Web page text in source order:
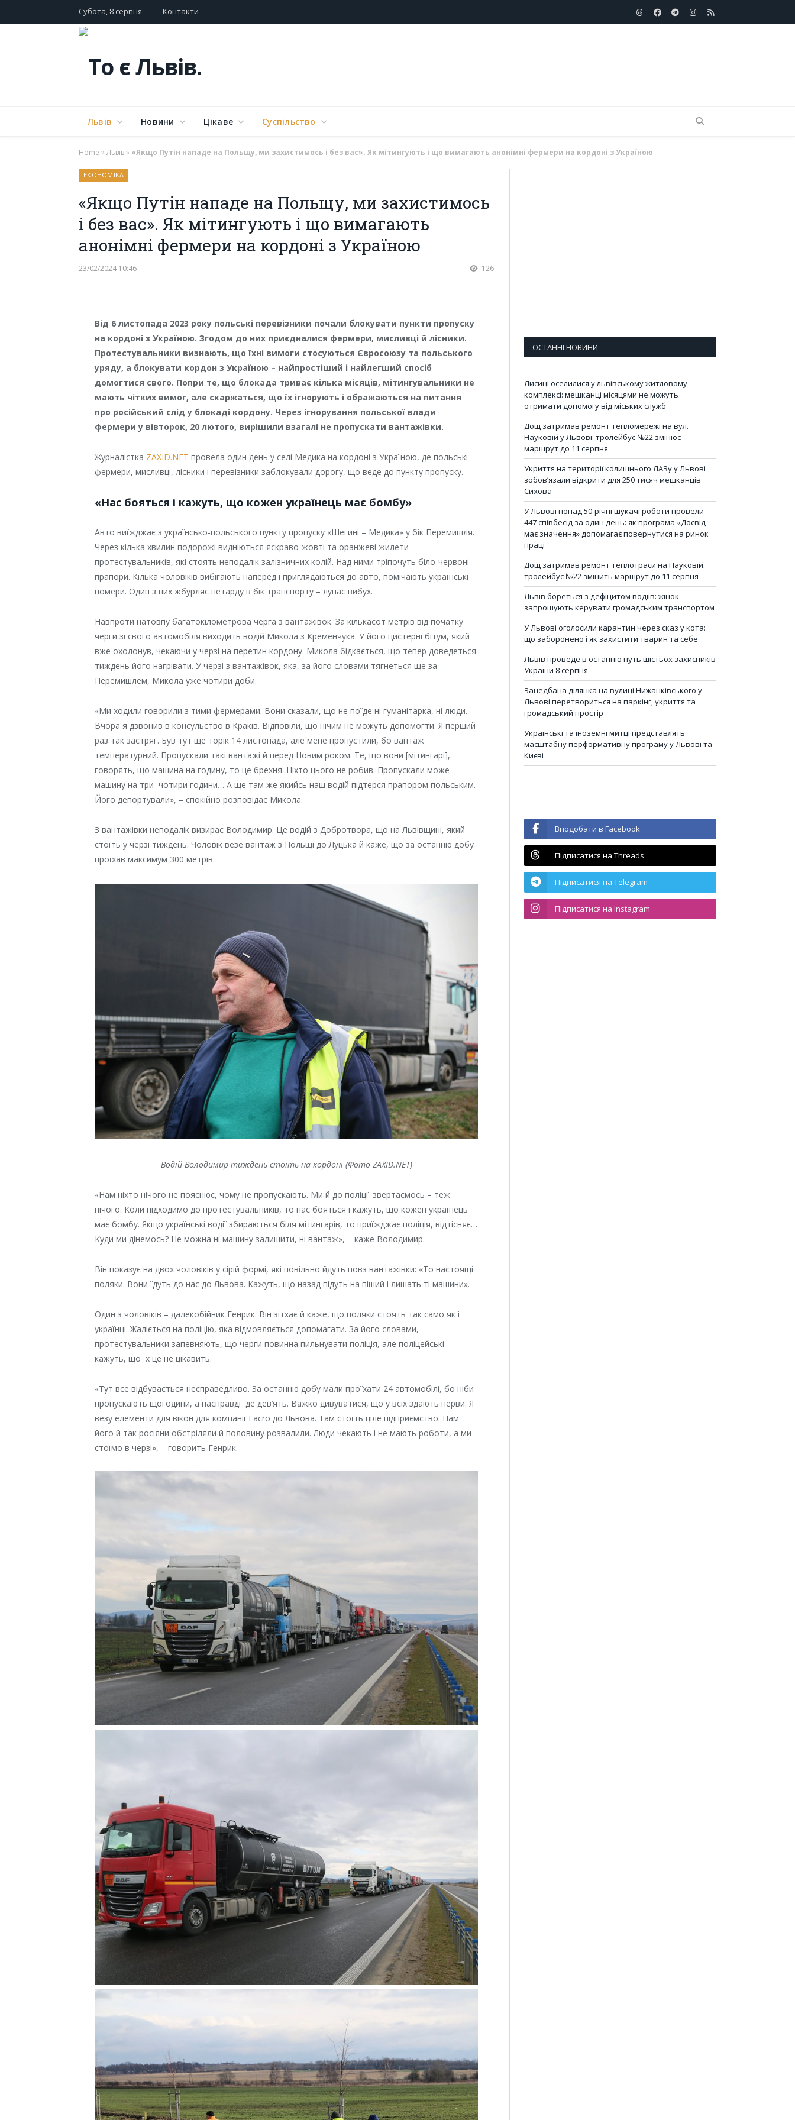
Субота, 8 серпня ThreadsFacebook
telegram
Instagram
RSS
Контакти
Львів Новини Цікаве Суспільство
Home »Львів» «Якщо Путін нападе на Польщу, ми захистимось і без вас». Як мітингують і що вимагають анонімні фермери на кордоні з Україною
ЕКОНОМІКА
«Якщо Путін нападе на Польщу, ми захистимось
і без вас». Як мітингують і що вимагають
анонімні фермери на кордоні з Україною
23/02/2024 10:46 126
Від 6 листопада 2023 року польські перевізники почали блокувати пункти пропуску
на кордоні з Україною. Згодом до них приєдналися фермери, мисливці й лісники.
Протестувальники визнають, що їхні вимоги стосуються Євросоюзу та польського
уряду, а блокувати кордон з Україною – найпростіший і найлегший спосіб
домогтися свого. Попри те, що блокада триває кілька місяців, мітингувальники не
мають чітких вимог, але скаржаться, що їх ігнорують і ображаються на питання
про російський слід у блокаді кордону. Через ігнорування польської влади
фермери у вівторок, 20 лютого, вирішили взагалі не пропускати вантажівки.
Журналістка ZAXID.NET провела один день у селі Медика на кордоні з Україною, де польські
фермери, мисливці, лісники і перевізники заблокували дорогу, що веде до пункту пропуску.
«Нас бояться і кажуть, що кожен українець має бомбу»
Авто виїжджає з українсько-польського пункту пропуску «Шегині – Медика» у бік Перемишля.
Через кілька хвилин подорожі видніються яскраво-жовті та оранжеві жилети
протестувальників, які стоять неподалік залізничних колій. Над ними тріпочуть біло-червоні
прапори. Кілька чоловіків вибігають наперед і приглядаються до авто, помічають українські
номери. Один з них жбурляє петарду в бік транспорту – лунає вибух.
Навпроти натовпу багатокілометрова черга з вантажівок. За кількасот метрів від початку
черги зі свого автомобіля виходить водій Микола з Кременчука. У його цистерні бітум, який
вже охолонув, чекаючи у черзі на перетин кордону. Микола бідкається, що тепер доведеться
тиждень його нагрівати. У черзі з вантажівок, яка, за його словами тягнеться ще за
Перемишлем, Микола уже чотири доби.
«Ми ходили говорили з тими фермерами. Вони сказали, що не поїде ні гуманітарка, ні люди.
Вчора я дзвонив в консульство в Краків. Відповіли, що нічим не можуть допомогти. Я перший
раз так застряг. Був тут ще торік 14 листопада, але мене пропустили, бо вантаж
температурний. Пропускали такі вантажі й перед Новим роком. Те, що вони [мітингарі],
говорять, що машина на годину, то це брехня. Ніхто цього не робив. Пропускали може
машину на три–чотири години… А ще там же якийсь наш водій підтерся прапором польським.
Його депортували», – спокійно розповідає Микола.
З вантажівки неподалік визирає Володимир. Це водій з Добротвора, що на Львівщині, який
стоїть у черзі тиждень. Чоловік везе вантаж з Польщі до Луцька й каже, що за останню добу
проїхав максимум 300 метрів.
Водій Володимир тиждень стоїть на кордоні (Фото ZAXID.NET)
«Нам ніхто нічого не пояснює, чому не пропускають. Ми й до поліції звертаємось – теж
нічого. Коли підходимо до протестувальників, то нас бояться і кажуть, що кожен українець
має бомбу. Якщо українські водії збираються біля мітингарів, то приїжджає поліція, відтісняє…
Куди ми дінемось? Не можна ні машину залишити, ні вантаж», – каже Володимир.
Він показує на двох чоловіків у сірій формі, які повільно йдуть повз вантажівки: «То настоящі
поляки. Вони їдуть до нас до Львова. Кажуть, що назад підуть на піший і лишать ті машини».
Один з чоловіків – далекобійник Генрик. Він зітхає й каже, що поляки стоять так само як і
українці. Жаліється на поліцію, яка відмовляється допомагати. За його словами,
протестувальники запевняють, що черги повинна пильнувати поліція, але поліцейські
кажуть, що їх це не цікавить.
«Тут все відбувається несправедливо. За останню добу мали проїхати 24 автомобілі, бо ніби
пропускають щогодини, а насправді їде дев’ять. Важко дивуватися, що у всіх здають нерви. Я
везу елементи для вікон для компанії Facro до Львова. Там стоїть ціле підприємство. Нам
його й так росіяни обстріляли й половину розвалили. Люди чекають і не мають роботи, а ми
стоїмо в черзі», – говорить Генрик.
ОСТАННІ НОВИНИ
Лисиці оселилися у львівському житловому
комплексі: мешканці місяцями не можуть
отримати допомогу від міських служб
Дощ затримав ремонт тепломережі на вул.
Науковій у Львові: тролейбус №22 змінює
маршрут до 11 серпня
Укриття на території колишнього ЛАЗу у Львові
зобов’язали відкрити для 250 тисяч мешканців
Сихова
У Львові понад 50-річні шукачі роботи провели
447 співбесід за один день: як програма «Досвід
має значення» допомагає повернутися на ринок
праці
Дощ затримав ремонт теплотраси на Науковій:
тролейбус №22 змінить маршрут до 11 серпня
Львів бореться з дефіцитом водіїв: жінок
запрошують керувати громадським транспортом
У Львові оголосили карантин через сказ у кота:
що заборонено і як захистити тварин та себе
Львів проведе в останню путь шістьох захисників
України 8 серпня
Занедбана ділянка на вулиці Нижанківського у
Львові перетвориться на паркінг, укриття та
громадський простір
Українські та іноземні митці представлять
масштабну перформативну програму у Львові та
Києві
Вподобати в Facebook
Підписатися на Threads
Підписатися на Telegram
Підписатися на Instagram